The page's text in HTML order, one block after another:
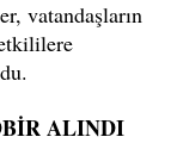
vatandaşların
ALINDI